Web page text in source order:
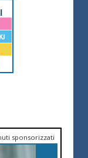
sponsorizzati